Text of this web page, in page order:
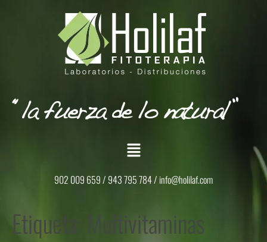
902 009 659 / 943 795 784 / info@holilaf.com
Etiqueta: Multivitaminas